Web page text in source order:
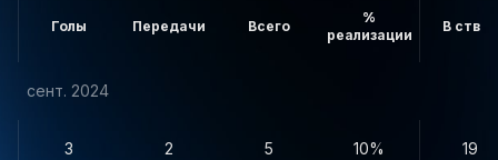
Голы Передачи Всего
%
реализации
В створ
сент. 2024
3 2 5 10% 19